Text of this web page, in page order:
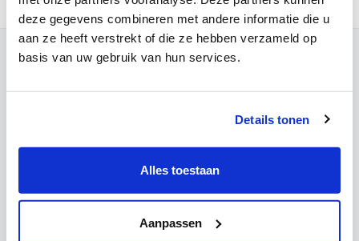
deze gegevens combineren met andere informatie die u
aan ze heeft verstrekt of die ze hebben verzameld op
basis van uw gebruik van hun services.
Details tonen
Alles toestaan
Aanpassen
Contact
Campus Leuven
Onthaal:016 31 01 00
Campus Wezembeek-Oppem
1970 Wezembeek-Oppem